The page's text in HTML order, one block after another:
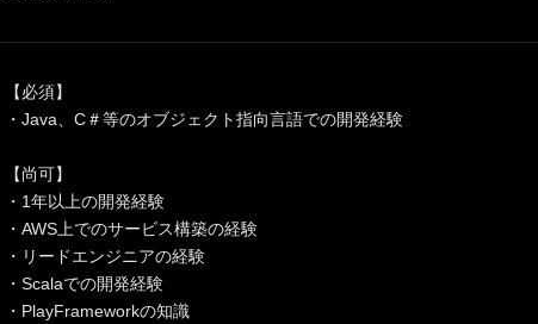
【必須】
・Java、C＃等のオブジェクト指向言語での開発経験
【尚可】
・1年以上の開発経験
・AWS上でのサービス構築の経験
・リードエンジニアの経験
・Scalaでの開発経験
・PlayFrameworkの知識